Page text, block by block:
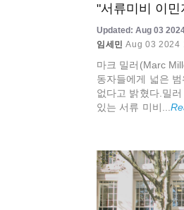
"서류미비 이
Updated: Aug 03
임세민 Aug 03 2024
마크 밀러(Marc
동자들에게 넓은
없다고 밝혔다.밀
있는 서류 미비...